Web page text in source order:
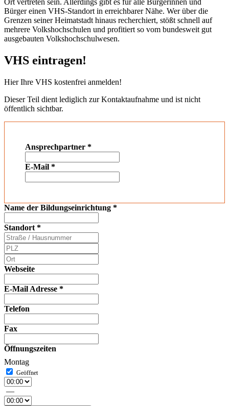
Ort vertreten sein. Allerdings gibt es für alle Bürgerinnen und
Bürger einen VHS-Standort in erreichbarer Nähe. Wer über die
Grenzen seiner Heimatstadt hinaus recherchiert, stößt schnell auf
mehrere Volkshochschulen und profitiert so vom bundesweit gut
ausgebauten Volkshochschulwesen.
VHS eintragen!
Hier Ihre VHS kostenfrei anmelden!
Dieser Teil dient lediglich zur Kontaktaufnahme und ist nicht
öffentlich sichtbar.
Ansprechpartner *
E-Mail *
Name der Bildungseinrichtung *
Standort *
Webseite
E-Mail Adresse *
Telefon
Fax
Öffnungszeiten
Montag
—